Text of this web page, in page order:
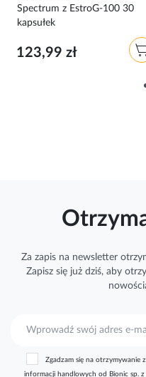
Spectrum z EstroG-100 30
kapsułek
123,99 zł
Za zapis na newsletter
Zapisz się już dziś, aby
Zgadzam się na otrzymywanie
informacji handlowych od Bionic sp.